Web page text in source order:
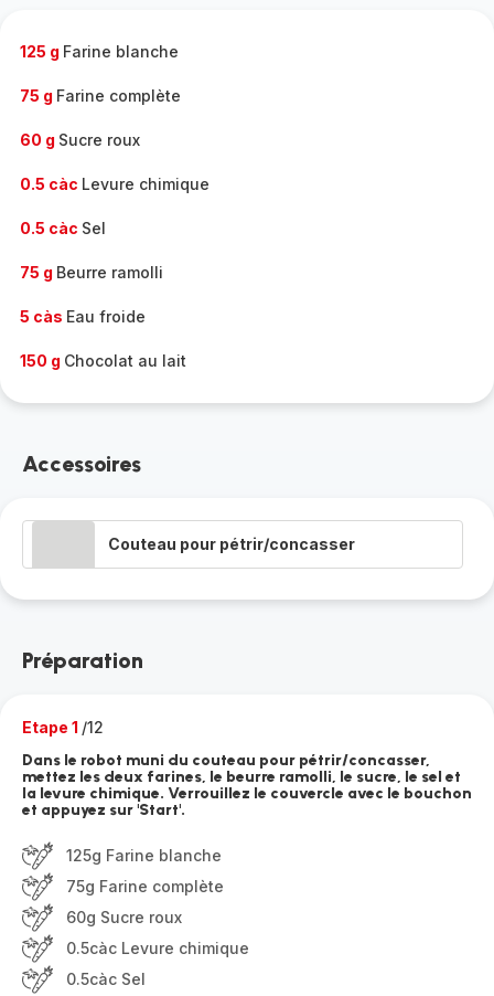
125 g Farine blanche
75 g Farine complète
60 g Sucre roux
0.5 càc Levure chimique
0.5 càc Sel
75 g Beurre ramolli
5 càs Eau froide
150 g Chocolat au lait
Accessoires
Couteau pour pétrir/concasser
Préparation
Etape 1 /12
Dans le robot muni du couteau pour pétrir/concasser,
mettez les deux farines, le beurre ramolli, le sucre, le sel et
la levure chimique. Verrouillez le couvercle avec le bouchon
et appuyez sur 'Start'.
125g Farine blanche
75g Farine complète
60g Sucre roux
0.5càc Levure chimique
0.5càc Sel